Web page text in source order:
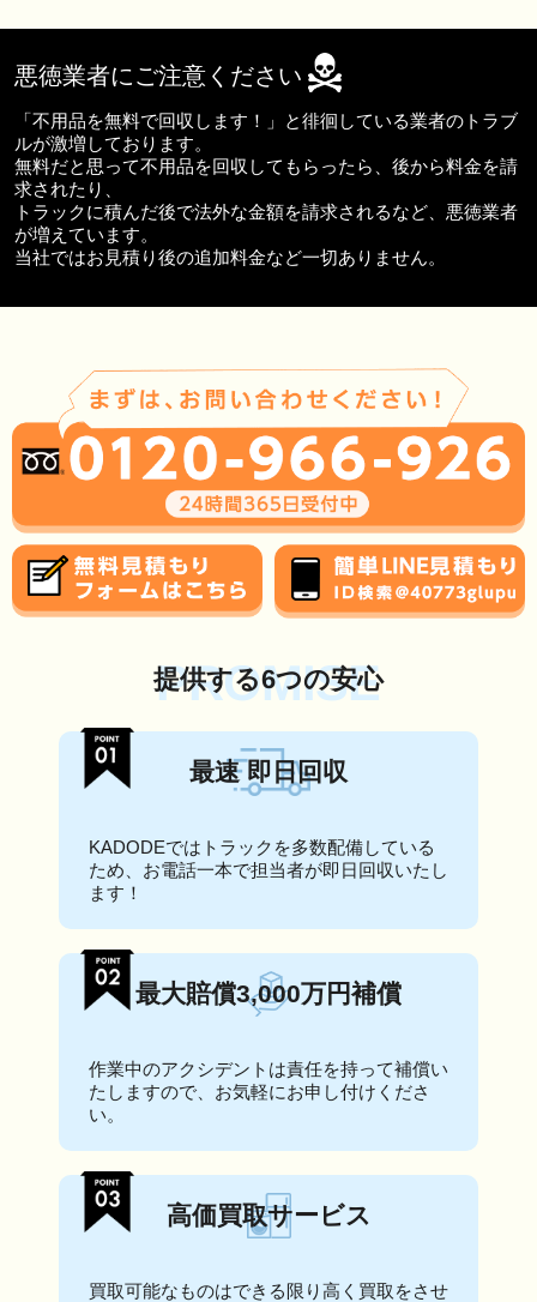
悪徳業者にご注意ください
「不用品を無料で回収します！」と徘徊している業者のトラブ
ルが激増しております。
無料だと思って不用品を回収してもらったら、後から料金を請
求されたり、
トラックに積んだ後で法外な金額を請求されるなど、悪徳業者
が増えています。
当社ではお見積り後の追加料金など一切ありません。
PROMISE
提供する6つの安心
最速 即日回収
KADODEではトラックを多数配備している
ため、お電話一本で担当者が即日回収いたし
ます！
最大賠償3,000万円補償
作業中のアクシデントは責任を持って補償い
たしますので、お気軽にお申し付けくださ
い。
高価買取サービス
買取可能なものはできる限り高く買取をさせ